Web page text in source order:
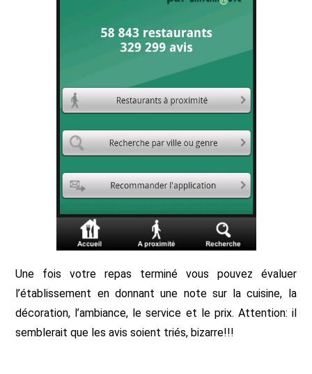
Une fois votre repas terminé vous pouvez évaluer
l’établissement en donnant une note sur la cuisine, la
décoration, l’ambiance, le service et le prix. Attention: il
semblerait que les avis soient triés, bizarre!!!